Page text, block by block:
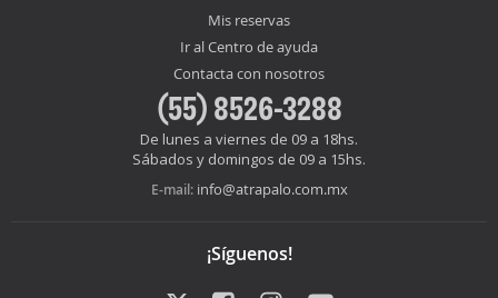
Mis reservas
Ir al Centro de ayuda
Contacta con nosotros
(55) 8526-3288
De lunes a viernes de 09 a 18hs.
Sábados y domingos de 09 a 15hs.
E-mail: info@atrapalo.com.mx
¡Síguenos!